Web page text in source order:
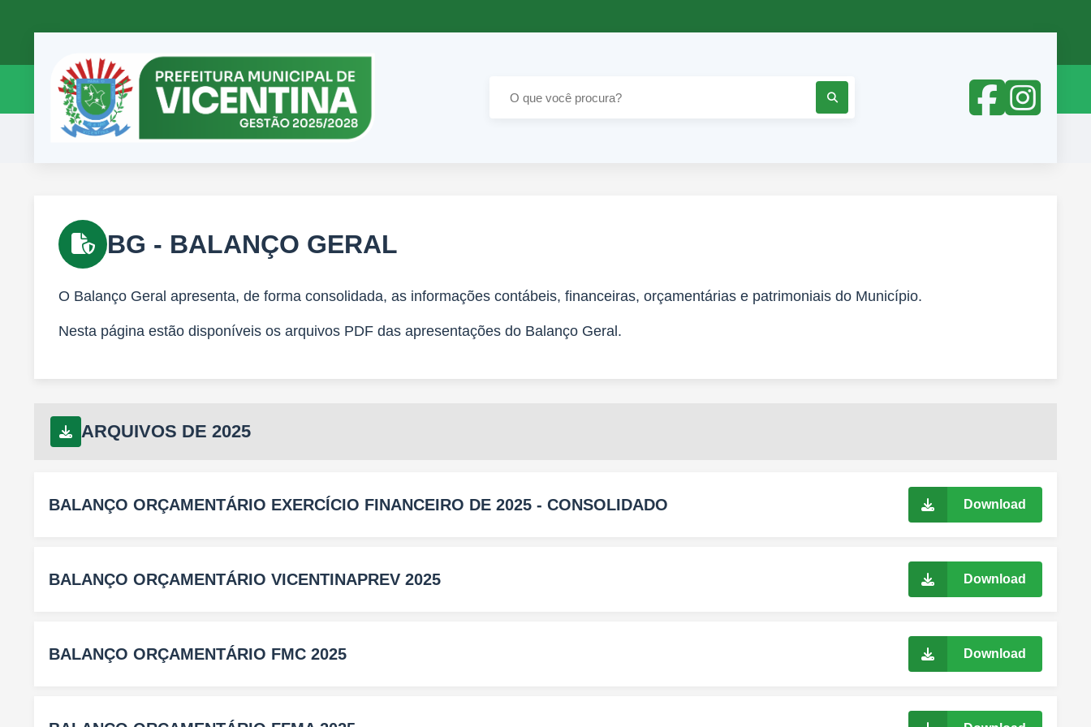
BG - BALANÇO GERAL
O Balanço Geral apresenta, de forma consolidada, as informações contábeis, financeiras, orçamentárias e patrimoniais do Município.
Nesta página estão disponíveis os arquivos PDF das apresentações do Balanço Geral.
ARQUIVOS DE 2025
BALANÇO ORÇAMENTÁRIO EXERCÍCIO FINANCEIRO DE 2025 - CONSOLIDADO Download
BALANÇO ORÇAMENTÁRIO VICENTINAPREV 2025 Download
BALANÇO ORÇAMENTÁRIO FMC 2025 Download